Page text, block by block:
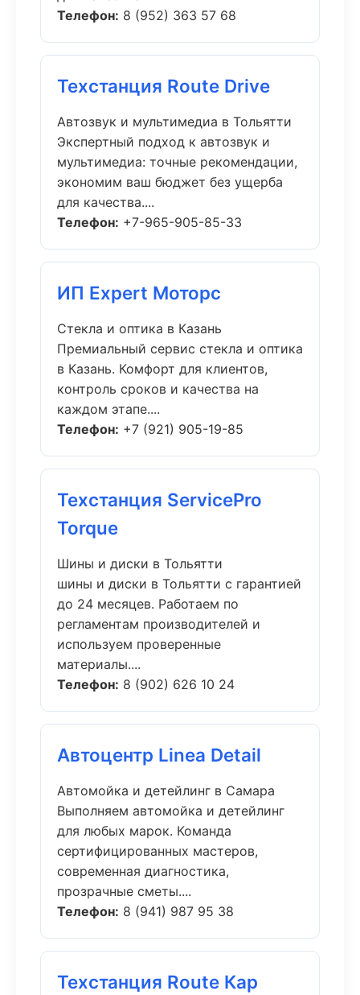
Телефон: 8 (952) 363 57 68
Техстанция Route Drive
Автозвук и мультимедиа в Тольятти
Экспертный подход к автозвук и
мультимедиа: точные рекомендации,
экономим ваш бюджет без ущерба
для качества....
Телефон: +7-965-905-85-33
ИП Expert Моторс
Стекла и оптика в Казань
Премиальный сервис стекла и оптика
в Казань. Комфорт для клиентов,
контроль сроков и качества на
каждом этапе....
Телефон: +7 (921) 905-19-85
Техстанция ServicePro
Torque
Шины и диски в Тольятти
шины и диски в Тольятти с гарантией
до 24 месяцев. Работаем по
регламентам производителей и
используем проверенные
материалы....
Телефон: 8 (902) 626 10 24
Автоцентр Linea Detail
Автомойка и детейлинг в Самара
Выполняем автомойка и детейлинг
для любых марок. Команда
сертифицированных мастеров,
современная диагностика,
прозрачные сметы....
Телефон: 8 (941) 987 95 38
Техстанция Route Кар